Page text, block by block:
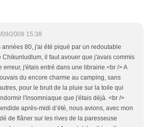
09/2008 15:38
années 80, j'ai été piqué par un redoutable
Chikunludlum, il faut avouer que j'avais commis
erreur, j'étais entré dans une librairie.<br /> A
du encore charme au camping, sans
pour le bruit de la pluie sur la toile qui
l'insomniaque que j'étais déjà. <br />
après-midi d’été, nous avions, avec mon
de flâner sur les rives de la paresseuse